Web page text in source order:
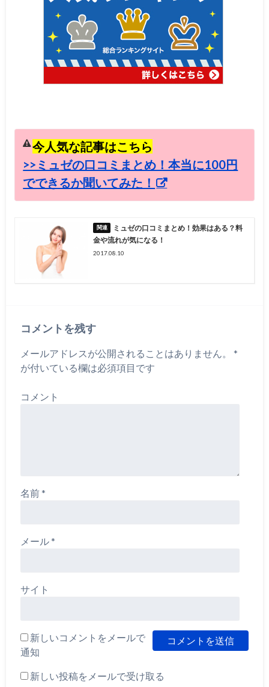
今人気な記事はこちら
>>ミュゼの口コミまとめ！本当に100円
でできるか聞いてみた！
ミュゼの口コミまとめ！効果はある？料
金や流れが気になる！
2017.08.10
コメントを残す
メールアドレスが公開されることはありません。
*
が付いている欄は必須項目です
コメント
名前*
メール*
サイト
新しいコメントをメールで
通知
新しい投稿をメールで受け取る